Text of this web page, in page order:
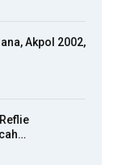
Akpol 2002,